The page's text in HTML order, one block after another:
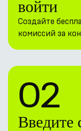
войти
Создайте
комиссий за
02
Введите